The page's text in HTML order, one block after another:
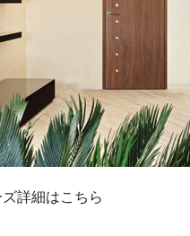
詳細はこちら